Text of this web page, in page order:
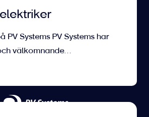
PV Systems PV Systems har
välkomnande